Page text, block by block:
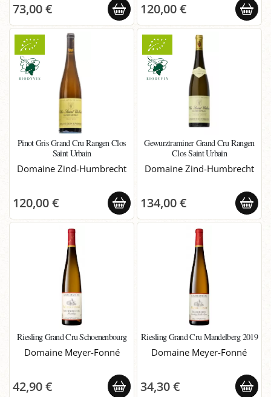
73,00 € 120,00 €
Pinot Gris Grand Cru Rangen Clos
Saint Urbain
Domaine Zind-Humbrecht
120,00 €
Gewurztraminer Grand Cru Rangen
Clos Saint Urbain
Domaine Zind-Humbrecht
134,00 €
Riesling Grand Cru Schoenenbourg
Domaine Meyer-Fonné
42,90 €
Riesling Grand Cru Mandelberg 2019
Domaine Meyer-Fonné
34,30 €